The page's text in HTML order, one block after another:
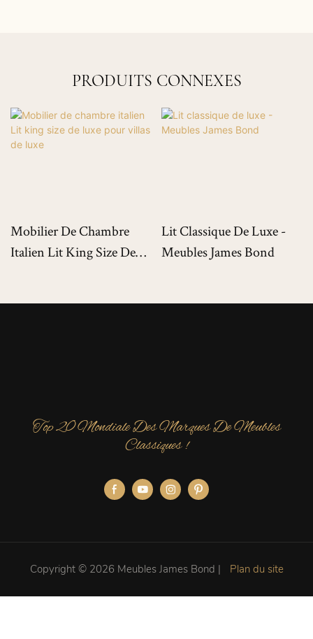
PRODUITS CONNEXES
Mobilier De Chambre
Italien Lit King Size De
Lit Classique De Luxe -
Meubles James Bond
Top 20 Mondiale Des Marques De Meubles
Classiques !
Copyright © 2026 Meubles James Bond | Plan du site